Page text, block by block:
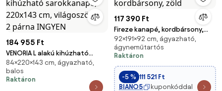
184 955 Ft
VENORIA L alakú kihúzható
sarokkanapé, 220x143 cm,
világoszöld + 2 párna INGYEN
84×220×143 cm, ágyazható,
balos
Raktáron
117 390 Ft
Fireze kanapé, kordbársony,
zöld
92×191×92 cm, ágyazható,
ágyneműtartós
Raktáron
-5 % 111 521 Ft
BIANO5
kuponkóddal